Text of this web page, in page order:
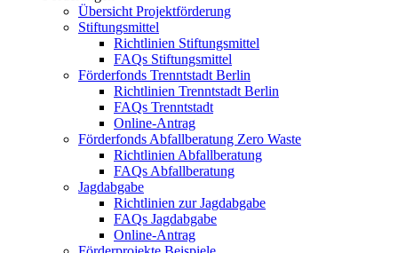
Übersicht Projektförderung
Stiftungsmittel
Richtlinien Stiftungsmittel
FAQs Stiftungsmittel
Förderfonds Trenntstadt Berlin
Richtlinien Trenntstadt Berlin
FAQs Trenntstadt
Online-Antrag
Förderfonds Abfallberatung Zero Waste
Richtlinien Abfallberatung
FAQs Abfallberatung
Jagdabgabe
Richtlinien zur Jagdabgabe
FAQs Jagdabgabe
Online-Antrag